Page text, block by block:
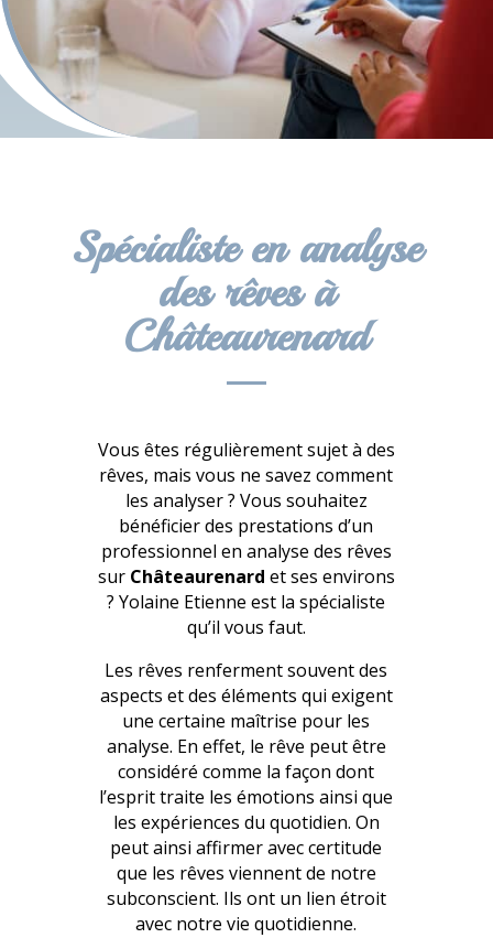
Spécialiste en analyse
des rêves à
Châteaurenard
Vous êtes régulièrement sujet à des
rêves, mais vous ne savez comment
les analyser ? Vous souhaitez
bénéficier des prestations d’un
professionnel en analyse des rêves
sur Châteaurenard et ses environs
? Yolaine Etienne est la spécialiste
qu’il vous faut.
Les rêves renferment souvent des
aspects et des éléments qui exigent
une certaine maîtrise pour les
analyse. En effet, le rêve peut être
considéré comme la façon dont
l’esprit traite les émotions ainsi que
les expériences du quotidien. On
peut ainsi affirmer avec certitude
que les rêves viennent de notre
subconscient. Ils ont un lien étroit
avec notre vie quotidienne.